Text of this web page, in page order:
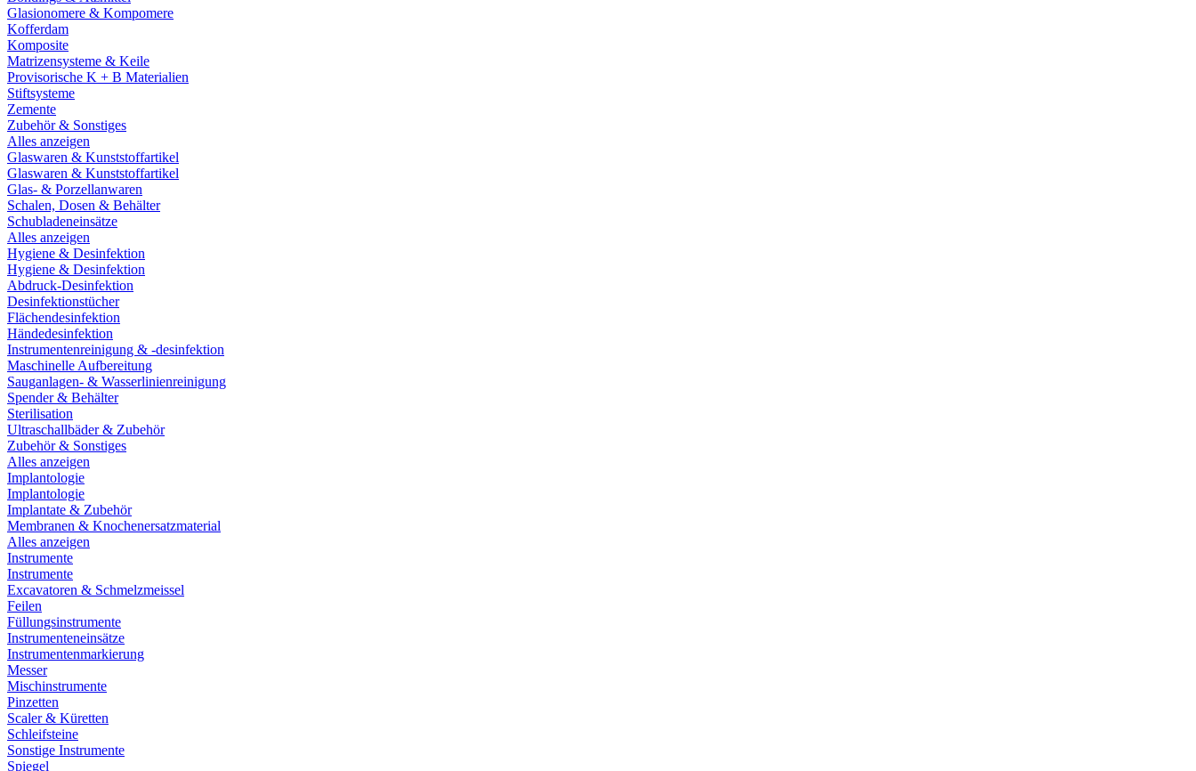
Glasionomere & Kompomere
Kofferdam
Komposite
Matrizensysteme & Keile
Provisorische K + B Materialien
Stiftsysteme
Zemente
Zubehör & Sonstiges
Alles anzeigen
Glaswaren & Kunststoffartikel
Glaswaren & Kunststoffartikel
Glas- & Porzellanwaren
Schalen, Dosen & Behälter
Schubladeneinsätze
Alles anzeigen
Hygiene & Desinfektion
Hygiene & Desinfektion
Abdruck-Desinfektion
Desinfektionstücher
Flächendesinfektion
Händedesinfektion
Instrumentenreinigung & -desinfektion
Maschinelle Aufbereitung
Sauganlagen- & Wasserlinienreinigung
Spender & Behälter
Sterilisation
Ultraschallbäder & Zubehör
Zubehör & Sonstiges
Alles anzeigen
Implantologie
Implantologie
Implantate & Zubehör
Membranen & Knochenersatzmaterial
Alles anzeigen
Instrumente
Instrumente
Excavatoren & Schmelzmeissel
Feilen
Füllungsinstrumente
Instrumenteneinsätze
Instrumentenmarkierung
Messer
Mischinstrumente
Pinzetten
Scaler & Küretten
Schleifsteine
Sonstige Instrumente
Spiegel